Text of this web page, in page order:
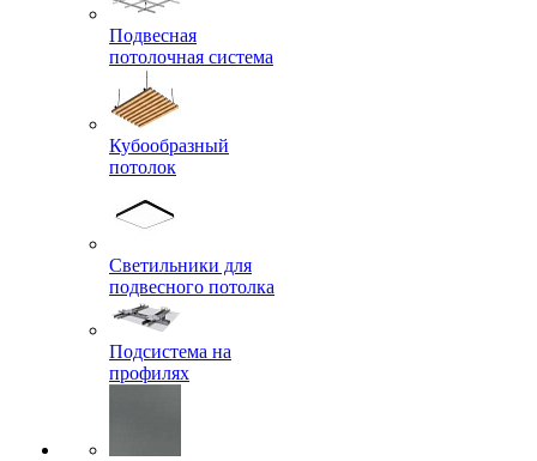
Подвесная
потолочная система
Кубообразный
потолок
Светильники для
подвесного потолка
Подсистема на
профилях